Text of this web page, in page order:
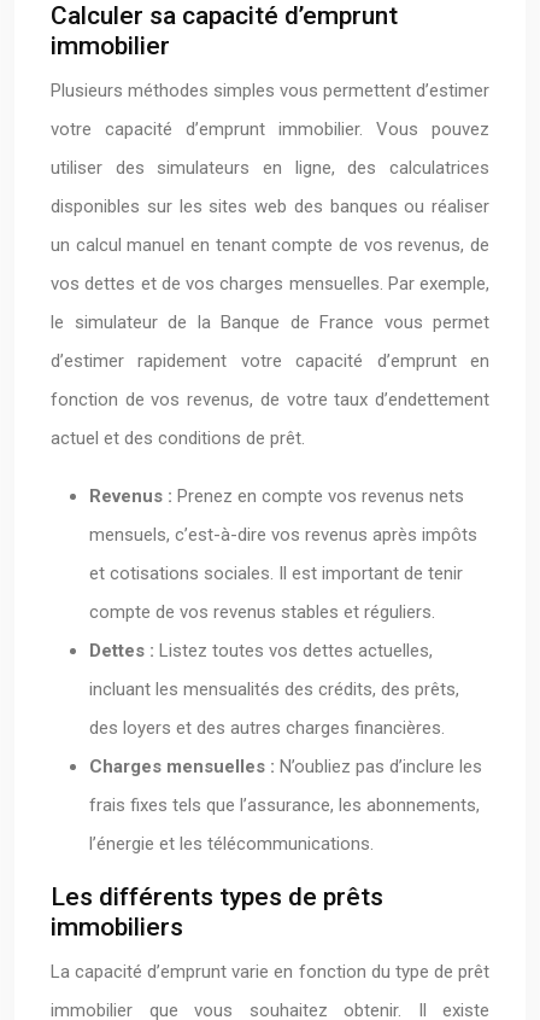
Calculer sa capacité d’emprunt
immobilier
Plusieurs méthodes simples vous permettent d’estimer
votre capacité d’emprunt immobilier. Vous pouvez
utiliser des simulateurs en ligne, des calculatrices
disponibles sur les sites web des banques ou réaliser
un calcul manuel en tenant compte de vos revenus, de
vos dettes et de vos charges mensuelles. Par exemple,
le simulateur de la Banque de France vous permet
d’estimer rapidement votre capacité d’emprunt en
fonction de vos revenus, de votre taux d’endettement
actuel et des conditions de prêt.
Revenus : Prenez en compte vos revenus nets
mensuels, c’est-à-dire vos revenus après impôts
et cotisations sociales. Il est important de tenir
compte de vos revenus stables et réguliers.
Dettes : Listez toutes vos dettes actuelles,
incluant les mensualités des crédits, des prêts,
des loyers et des autres charges financières.
Charges mensuelles : N’oubliez pas d’inclure les
frais fixes tels que l’assurance, les abonnements,
l’énergie et les télécommunications.
Les différents types de prêts
immobiliers
La capacité d’emprunt varie en fonction du type de prêt
immobilier que vous souhaitez obtenir. Il existe